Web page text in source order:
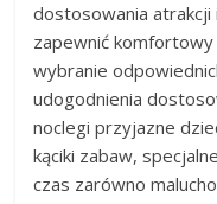
dostosowania
zapewnić
wybranie
udogodnienia
noclegi przyjazne
kąciki zabaw,
czas zarówno